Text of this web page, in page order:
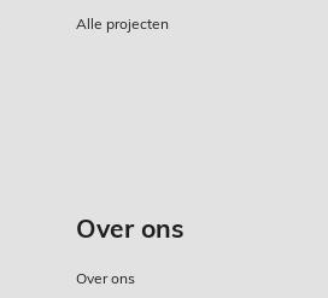
Alle projecten
Over ons
Over ons